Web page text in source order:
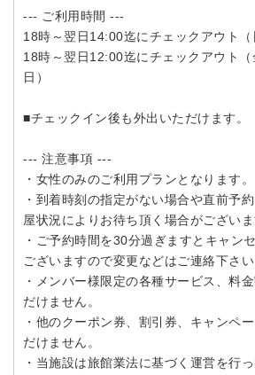
--- ご利用時間 ---
18時～翌日14:00迄にチェックアウト（
18時～翌日12:00迄にチェックアウト
日）
■チェックイン後も外出いただけます。
--- 注意事項 ---
・女性のみのご利用プランとなります。
・到着時刻の指定がない場合や直前予
屋状況によりお待ち頂く場合がございま
・ご予約時間を30分過ぎますとキャン
ございますので変更などはご連絡下さい
・メンバー様限定の各種サービス、料
だけません。
・他のクーポン券、割引券、キャンペ
だけません。
・当施設は旅館業法に基づく運営を行